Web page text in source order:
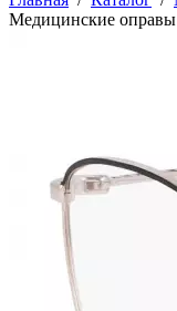
Медицинские